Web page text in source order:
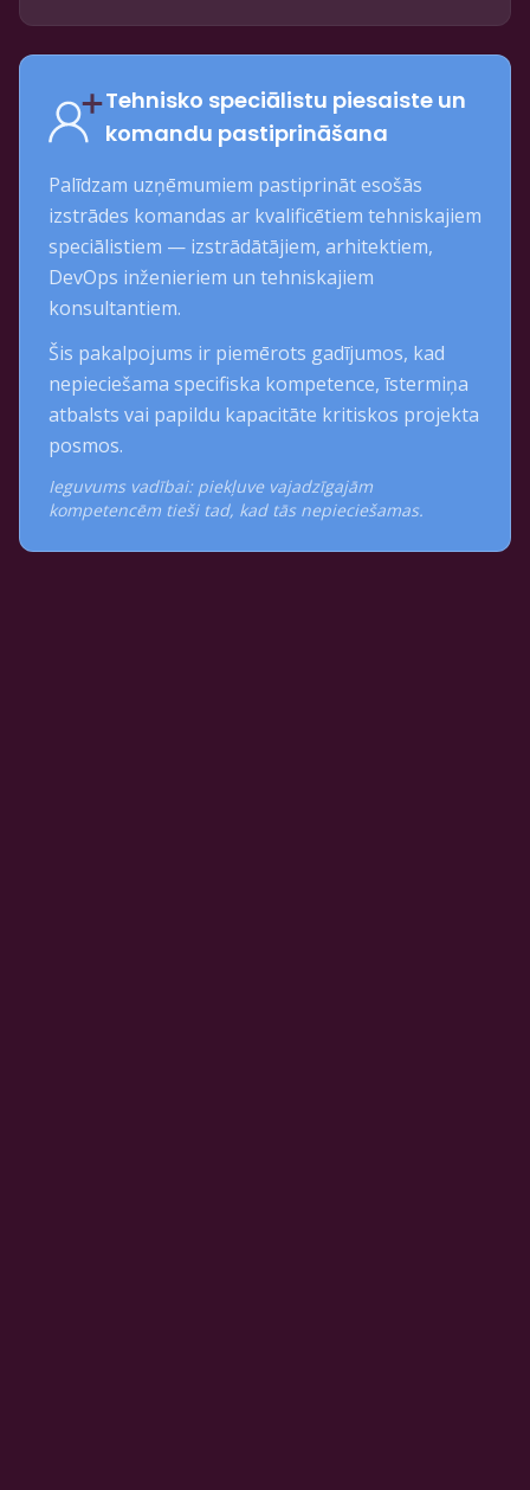
Tehnisko speciālistu piesaiste un
komandu pastiprināšana
Palīdzam uzņēmumiem pastiprināt esošās
izstrādes komandas ar kvalificētiem tehniskajiem
speciālistiem — izstrādātājiem, arhitektiem,
DevOps inženieriem un tehniskajiem
konsultantiem.
Šis pakalpojums ir piemērots gadījumos, kad
nepieciešama specifiska kompetence, īstermiņa
atbalsts vai papildu kapacitāte kritiskos projekta
posmos.
Ieguvums vadībai: piekļuve vajadzīgajām
kompetencēm tieši tad, kad tās nepieciešamas.